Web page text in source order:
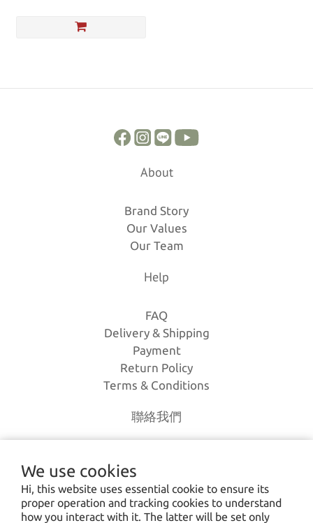
We use cookies
Hi, this website uses essential cookie to ensure its
proper operation and tracking cookies to understand
how you interact with it. The latter will be set only
About
Brand Story
Our Values
Our Team
Help
FAQ
Delivery & Shipping
Payment
Return Policy
Terms & Conditions
聯絡我們
時間｜13:00 - 20:00
信箱｜loverlien@gmail.com
地址｜桃園市八德區和平路1168巷7號